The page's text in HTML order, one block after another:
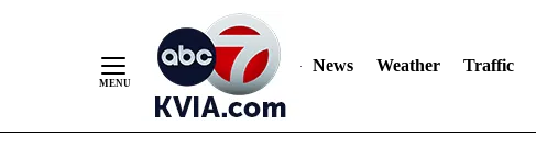
News Weather Traffic